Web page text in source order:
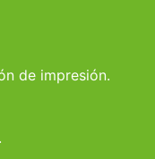
de impresión.